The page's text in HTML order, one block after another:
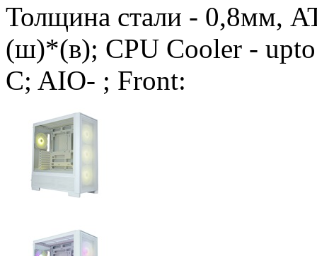
Толщина стали - 0,8мм,
(ш)*(в); CPU Cooler -
C; AIO- ; Front: